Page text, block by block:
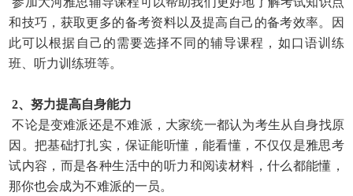
和技巧，获取更多的备考资料以及提高自己的备考效率。因
此可以根据自己的需要选择不同的辅导课程，如口语训练
班 、听力训练班等。
2、努力提高自身能力
不论是变难派还是不难派，大家统一都认为考生从自身找原
因。把基础打扎实，保证能听懂，能看懂，不仅仅是雅思考
试内容，而是各种生活中的听力和阅读材料，什么都能懂，
那你也会成为不难派的一员。